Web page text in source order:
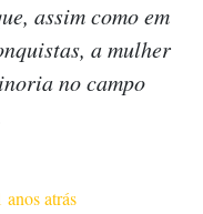
assim como em
a mulher
no campo
anos atrás